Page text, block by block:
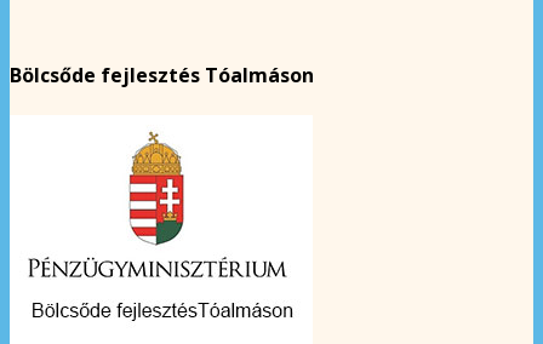
Bölcsőde fejlesztés Tóalmáson